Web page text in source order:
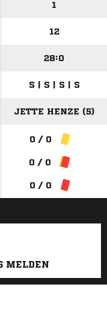
1
12
28:0
S | S | S | S
JETTE HENZE (5)
0 / 0
0 / 0
0 / 0
MELDEN